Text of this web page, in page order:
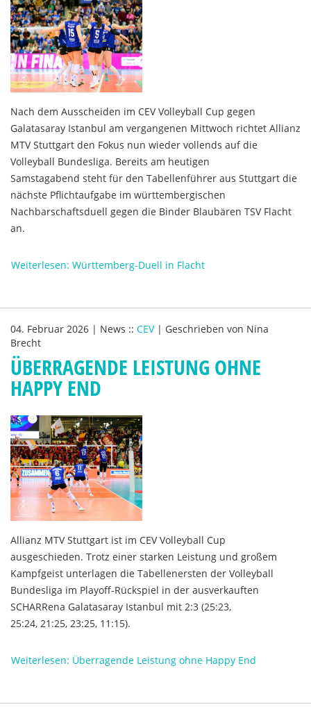
Nach dem Ausscheiden im CEV Volleyball Cup gegen
Galatasaray Istanbul am vergangenen Mittwoch richtet Allianz
MTV Stuttgart den Fokus nun wieder vollends auf die
Volleyball Bundesliga. Bereits am heutigen
Samstagabend steht für den Tabellenführer aus Stuttgart die
nächste Pflichtaufgabe im württembergischen
Nachbarschaftsduell gegen die Binder Blaubären TSV Flacht
an.
Weiterlesen: Württemberg-Duell in Flacht
04. Februar 2026 | News :: CEV | Geschrieben von Nina
Brecht
ÜBERRAGENDE LEISTUNG OHNE
HAPPY END
Allianz MTV Stuttgart ist im CEV Volleyball Cup
ausgeschieden. Trotz einer starken Leistung und großem
Kampfgeist unterlagen die Tabellenersten der Volleyball
Bundesliga im Playoff-Rückspiel in der ausverkauften
SCHARRena Galatasaray Istanbul mit 2:3 (25:23,
25:24, 21:25, 23:25, 11:15).
Weiterlesen: Überragende Leistung ohne Happy End